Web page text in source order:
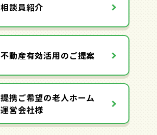
相談員紹介
不動産有効活用のご提案
提携ご希望の老人ホーム
運営会社様